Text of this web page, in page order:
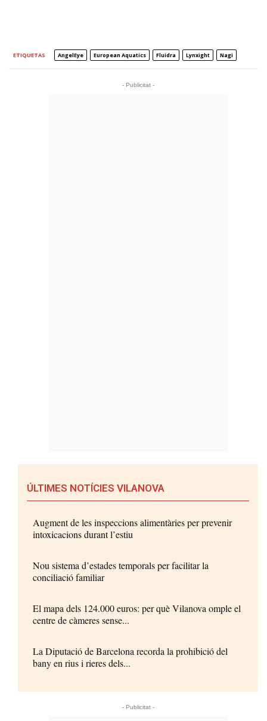
ETIQUETAS AngelEye European Aquatics Fluidra Lynxight Nagi
- Publicitat -
ÚLTIMES NOTÍCIES VILANOVA
Augment de les inspeccions alimentàries per prevenir
intoxicacions durant l’estiu
Nou sistema d’estades temporals per facilitar la
conciliació familiar
El mapa dels 124.000 euros: per què Vilanova omple el
centre de càmeres sense...
La Diputació de Barcelona recorda la prohibició del
bany en rius i rieres dels...
- Publicitat -